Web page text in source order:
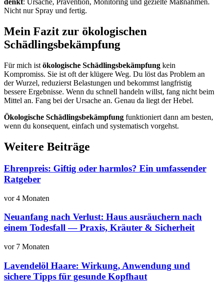
denkt: Ursache, Prävention, Monitoring und gezielte Maßnahmen.
Nicht nur Spray und fertig.
Mein Fazit zur ökologischen
Schädlingsbekämpfung
Für mich ist ökologische Schädlingsbekämpfung kein
Kompromiss. Sie ist oft der klügere Weg. Du löst das Problem an
der Wurzel, reduzierst Belastungen und bekommst langfristig
bessere Ergebnisse. Wenn du schnell handeln willst, fang nicht beim
Mittel an. Fang bei der Ursache an. Genau da liegt der Hebel.
Ökologische Schädlingsbekämpfung funktioniert dann am besten,
wenn du konsequent, einfach und systematisch vorgehst.
Weitere Beiträge
Ehrenpreis: Giftig oder harmlos? Ein umfassender
Ratgeber
vor 4 Monaten
Neuanfang nach Verlust: Haus ausräuchern nach
einem Todesfall — Praxis, Kräuter & Sicherheit
vor 7 Monaten
Lavendelöl Haare: Wirkung, Anwendung und
sichere Tipps für gesunde Kopfhaut